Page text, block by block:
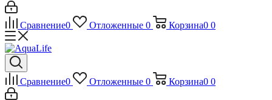
Сравнение0 Отложенные 0 Корзина0 0
Сравнение0 Отложенные 0 Корзина0 0